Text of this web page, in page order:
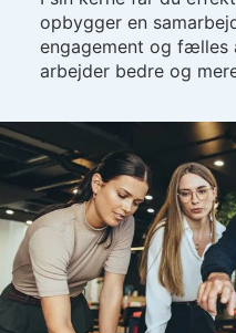
opbygger en
engagement og fælles
arbejder bedre og